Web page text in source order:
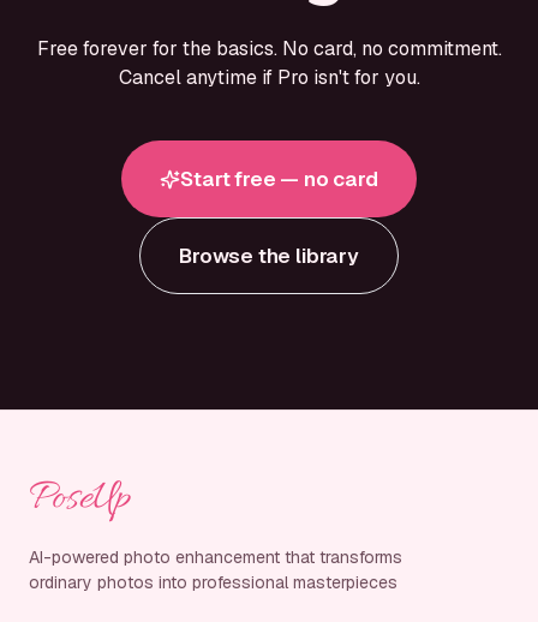
Free forever for the basics. No card, no commitment.
Cancel anytime if Pro isn't for you.
Start free — no card
Browse the library
PoseUp
AI-powered photo enhancement that transforms
ordinary photos into professional masterpieces